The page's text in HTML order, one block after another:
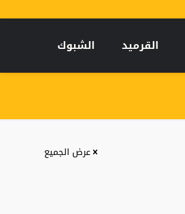
القرميد الشبوك
عرض الجميع